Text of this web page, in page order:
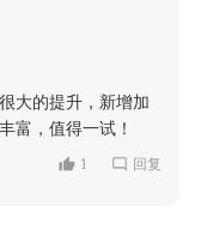
大的提升，新增加
富，值得一试！
1 回复